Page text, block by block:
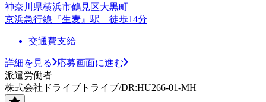
神奈川県横浜市鶴見区大黒町
京浜急行線『生麦』駅 徒歩14分
交通費支給
詳細を見る
応募画面に進む
派遣労働者
株式会社ドライブトライブ/DR:HU266-01-MH